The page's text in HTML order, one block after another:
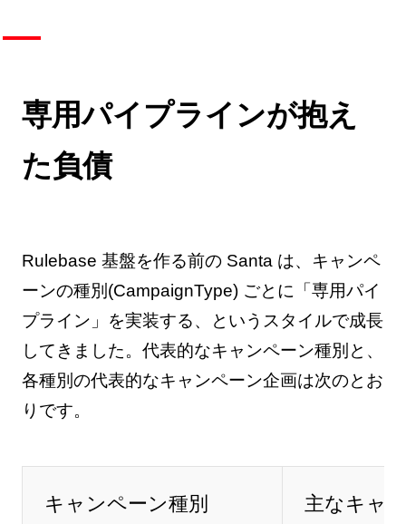
専用パイプラインが抱え
た負債
Rulebase 基盤を作る前の Santa は、キャンペ
ーンの種別(CampaignType) ごとに「専用パイ
プライン」を実装する、というスタイルで成長
してきました。代表的なキャンペーン種別と、
各種別の代表的なキャンペーン企画は次のとお
りです。
キャンペーン種別 主なキャ